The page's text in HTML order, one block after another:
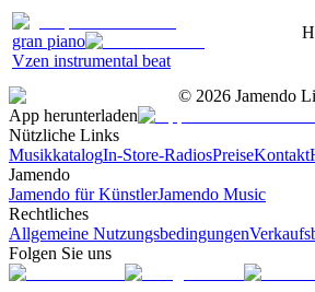
gran piano
Vzen instrumental beat
© 2026 Jamendo
App herunterladen
Nützliche Links
MusikkatalogIn-Store-RadiosPreiseKontakt
Jamendo
Jamendo für KünstlerJamendo Music
Rechtliches
Allgemeine Nutzungsbedingungen
Folgen Sie uns